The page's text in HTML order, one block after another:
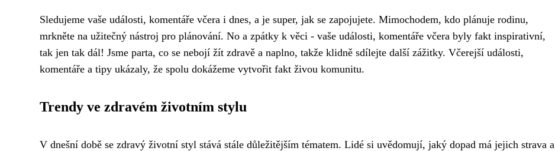
Sledujeme vaše události, komentáře včera i dnes, a je super, jak se zapojujete. Mimochodem, kdo plánuje rodinu,
mrkněte na užitečný nástroj pro plánování. No a zpátky k věci - vaše události, komentáře včera byly fakt inspirativní,
tak jen tak dál! Jsme parta, co se nebojí žít zdravě a naplno, takže klidně sdílejte další zážitky. Včerejší události,
komentáře a tipy ukázaly, že spolu dokážeme vytvořit fakt živou komunitu.
Trendy ve zdravém životním stylu
V dnešní době se zdravý životní styl stává stále důležitějším tématem. Lidé si uvědomují, jaký dopad má jejich strava a